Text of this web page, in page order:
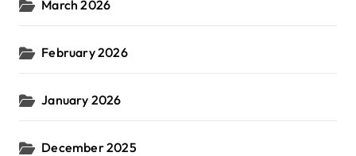
March 2026
February 2026
January 2026
December 2025